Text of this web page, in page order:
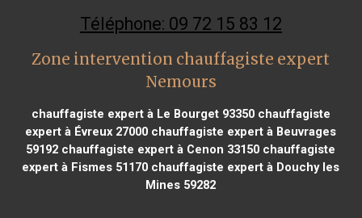
Téléphone: 09 72 15 83 12
Zone intervention chauffagiste expert
Nemours
chauffagiste expert à Le Bourget 93350chauffagiste
expert à Évreux 27000 chauffagiste expert à Beuvrages
59192 chauffagiste expert à Cenon 33150 chauffagiste
expert à Fismes 51170 chauffagiste expert à Douchy les
Mines 59282